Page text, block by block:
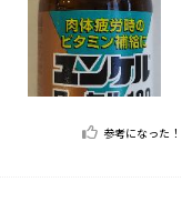
参考になった！